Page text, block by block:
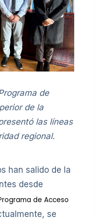
de
de la
las líneas
regional.
han salido de la
desde
de Acceso
se